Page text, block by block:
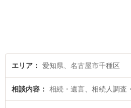
エリア 愛知県、名古屋市千種区
相談内容 相続・遺言、相続人調査